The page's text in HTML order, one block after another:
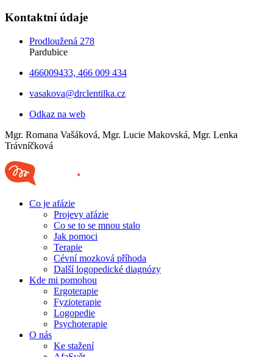
Kontaktní údaje
Prodloužená 278
Pardubice
466009433, 466 009 434
vasakova@drclentilka.cz
Odkaz na web
Mgr. Romana Vašáková, Mgr. Lucie Makovská, Mgr. Lenka
Trávníčková
Co je afázie
Projevy afázie
Co se to se mnou stalo
Jak pomoci
Terapie
Cévní mozková příhoda
Další logopedické diagnózy
Kde mi pomohou
Ergoterapie
Fyzioterapie
Logopedie
Psychoterapie
O nás
Ke stažení